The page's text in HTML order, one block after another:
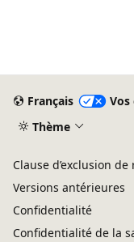
Français
Thème
Clause d’exclusion
Versions antérieures
Confidentialité
Confidentialité de la